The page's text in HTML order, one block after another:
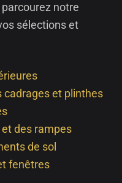
parcourez notre
sélections et
cadrages et plinthes
et des rampes
de sol
fenêtres